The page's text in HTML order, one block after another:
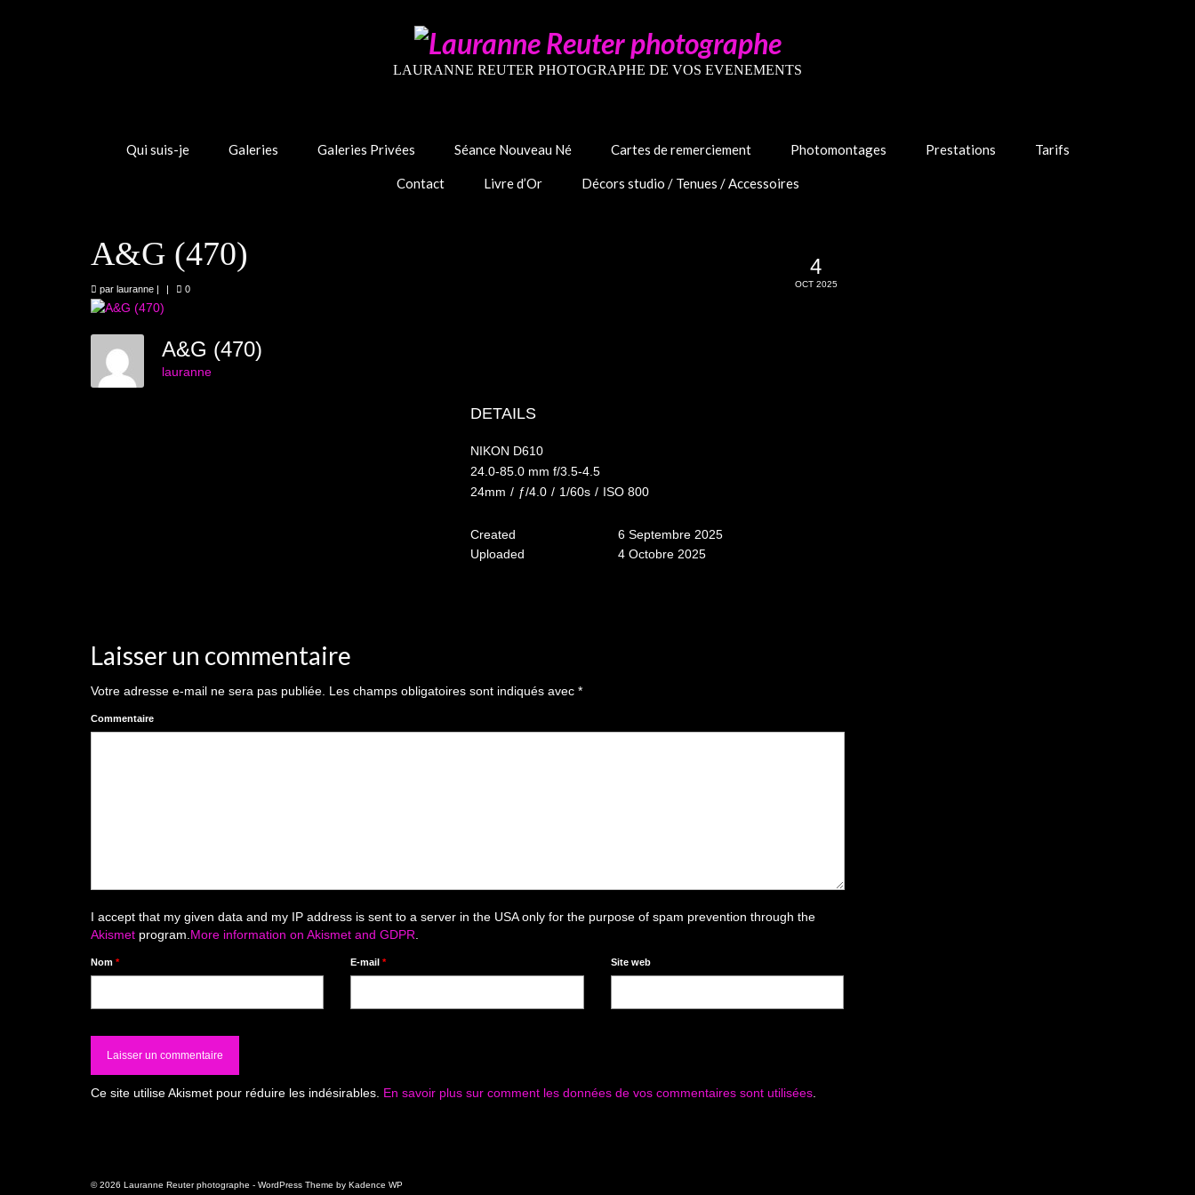
LAURANNE REUTER PHOTOGRAPHE DE VOS EVENEMENTS
Qui suis-je Galeries Galeries Privées Séance Nouveau Né Cartes de remerciement Photomontages Prestations Tarifs
Contact Livre d’Or Décors studio / Tenues / Accessoires
4
OCT 2025
A&G (470)
par lauranne | | 0
A&G (470)
lauranne
DETAILS
NIKON D610
24.0-85.0 mm f/3.5-4.5
24mm / ƒ/4.0 / 1/60s / ISO 800
Created
6 Septembre 2025
Uploaded
4 Octobre 2025
Laisser un commentaire
Votre adresse e-mail ne sera pas publiée. Les champs obligatoires sont indiqués avec *
Commentaire
I accept that my given data and my IP address is sent to a server in the USA only for the purpose of spam prevention through the
Akismet program. More information on Akismet and GDPR
Nom * E-mail* Site web
Ce site utilise Akismet pour réduire les indésirables. En savoir plus sur comment les données de vos commentaires sont utilisées
© 2026 Lauranne Reuter photographe - WordPress Theme by Kadence WP